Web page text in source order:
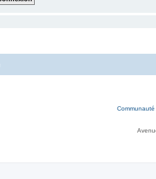
Communauté